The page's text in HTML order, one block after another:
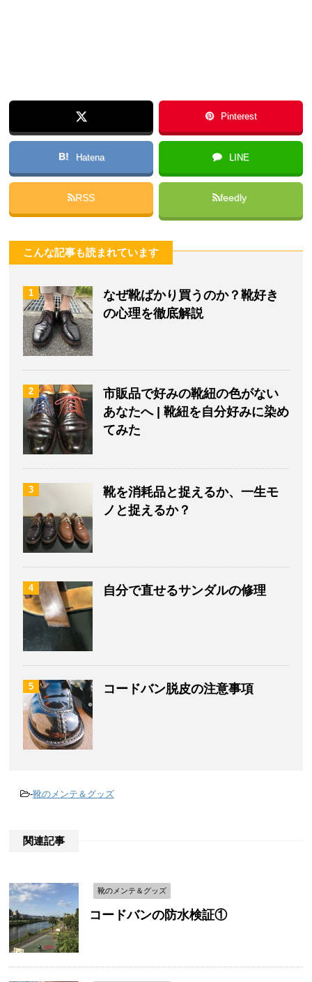
Pinterest
B! Hatena LINE
RSS feedly
こんな記事も読まれています
1
なぜ靴ばかり買うのか？靴好き
の心理を徹底解説
2
市販品で好みの靴紐の色がない
あなたへ | 靴紐を自分好みに染め
てみた
3
靴を消耗品と捉えるか、一生モ
ノと捉えるか？
4 自分で直せるサンダルの修理
5 コードバン脱皮の注意事項
-靴のメンテ＆グッズ
関連記事
靴のメンテ＆グッズ
コードバンの防水検証①